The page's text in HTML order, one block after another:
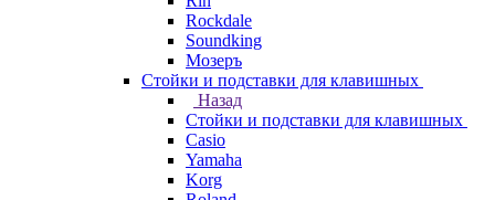
Rockdale
Soundking
Мозеръ
Стойки и подставки для клавишных
Назад
Стойки и подставки для клавишных
Casio
Yamaha
Korg